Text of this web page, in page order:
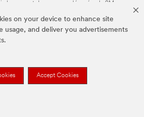
on your device to enhance site
usage, and deliver you advertisements
Accept Cookies
dessus sont des marques déposées de 3M.